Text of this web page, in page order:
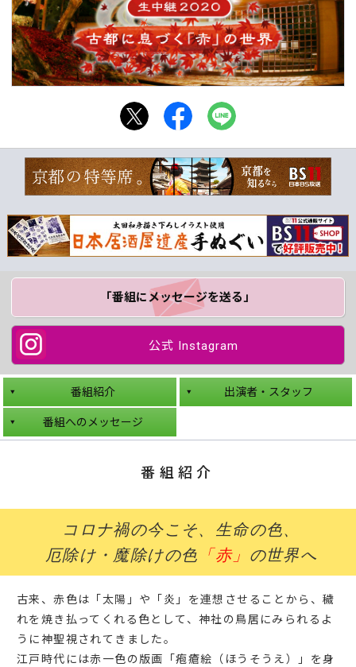
「番組にメッセージを送る」
公式 Instagram
番組紹介 出演者・スタッフ
番組へのメッセージ
番組紹介
コロナ禍の今こそ、生命の色、
厄除け・魔除けの色 「赤」 の世界へ
古来、赤色は「太陽」や「炎」を連想させることから、穢
れを焼き払ってくれる色として、神社の鳥居にみられるよ
うに神聖視されてきました。
江戸時代には赤一色の版画「疱瘡絵（ほうそうえ）」を身